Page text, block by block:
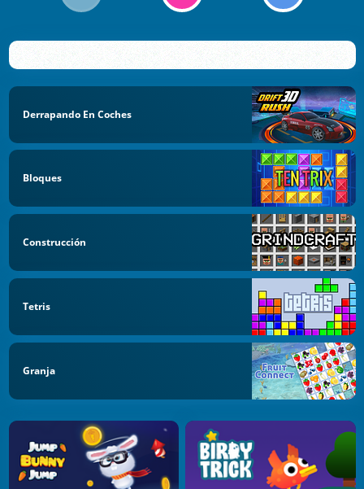
Derrapando En Coches
Bloques
Construcción
Tetris
Granja